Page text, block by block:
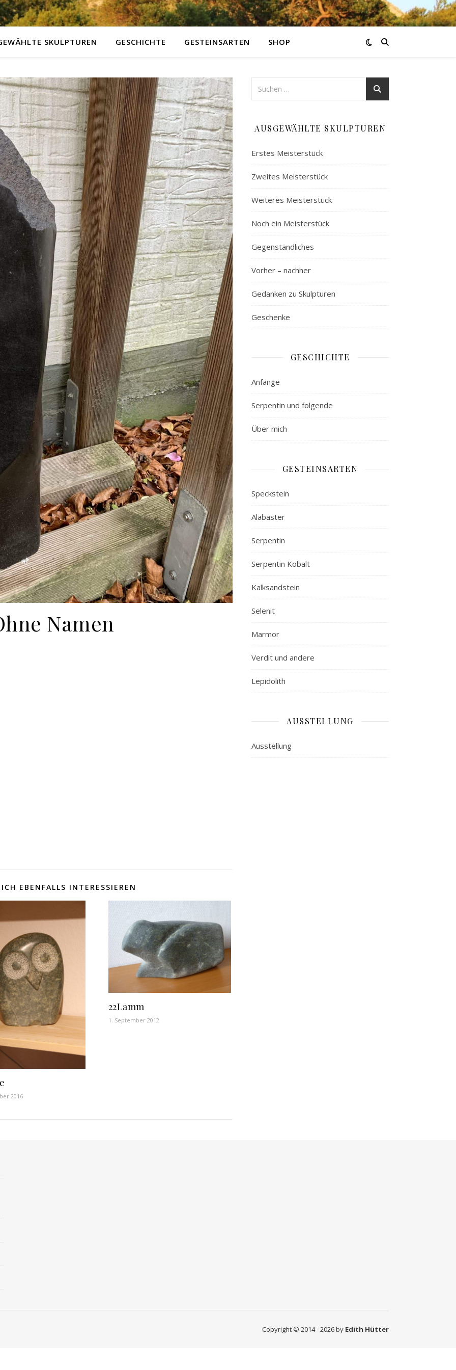
SKULPTUREN GESCHICHTE GESTEINSARTEN SHOP
Namen
EBENFALLS INTERESSIEREN
2016
22Lamm
1. September 2012
AUSGEWÄHLTE SKULPTUREN
Erstes Meisterstück
Zweites Meisterstück
Weiteres Meisterstück
Noch ein Meisterstück
Gegenständliches
Vorher – nachher
Gedanken zu Skulpturen
Geschenke
GESCHICHTE
Anfänge
Serpentin und folgende
Über mich
GESTEINSARTEN
Speckstein
Alabaster
Serpentin
Serpentin Kobalt
Kalksandstein
Selenit
Marmor
Verdit und andere
Lepidolith
AUSSTELLUNG
Ausstellung
Copyright © 2014 - 2026 by Edith Hütter